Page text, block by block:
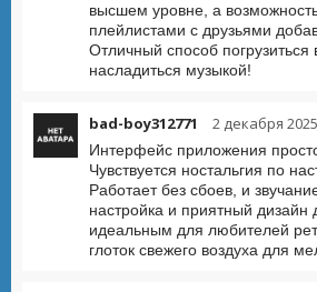
высшем уровне, а
плейлистами с друзьями
Отличный способ
насладиться музыкой!
bad-boy312771 2 декабря
Интерфейс приложения
Чувствуется ностальгия по
Работает без сбоев, и
настройка и приятный дизайн
идеальным для любителей
глоток свежего воздуха для